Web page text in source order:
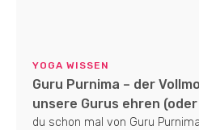
YOGA WISSEN
Guru Purnima – der
unsere Gurus ehren
du schon mal von Guru